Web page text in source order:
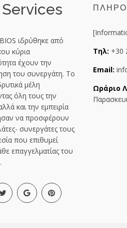
ιδρύθηκε από
κύρια
έχουν την
του συνεργάτη. Το
μέλη
όλη τους την
και την εμπειρία
να προσφέρουν
συνεργάτες τους
που επιθυμεί
επαγγελματίας του
Τηλ: +30
Email:
Ωράριο